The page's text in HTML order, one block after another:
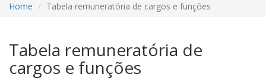
Home Tabela remuneratória de cargos e funções
Tabela remuneratória de
cargos e funções